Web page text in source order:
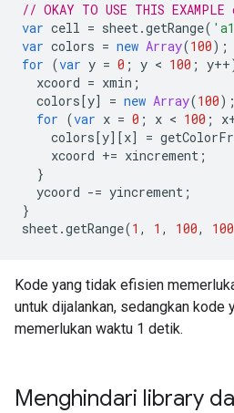
// OKAY TO USE THIS
var cell = sheet.getRange(
var colors = new Array(100);
for (var y = 0 ; y < 100 ; y++
xcoord = xmin ;
colors[y] = new Array(100);
for (var x = 0 ; x < 100 ; x
colors[y][x] =
xcoord += xincrement ;
}
ycoord -= yincrement ;
}
sheet.getRange(1 , 1 , 100, 100
Kode yang tidak efisien
untuk dijalankan, sedangkan kode
memerlukan waktu 1 detik.
Menghindari library